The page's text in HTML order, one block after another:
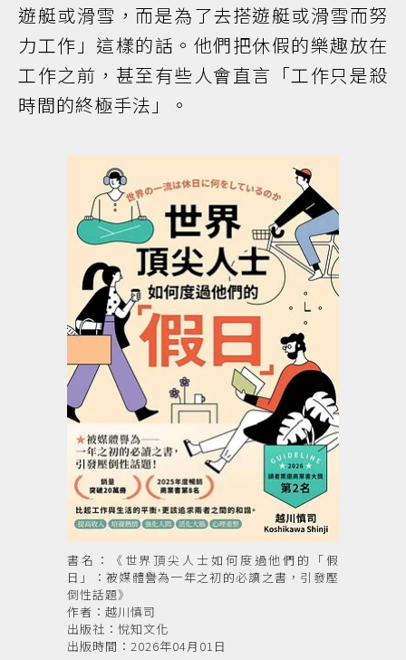
遊艇或滑雪，而是為了去搭遊艇或滑雪而努
力工作」這樣的話。他們把休假的樂趣放在
工作之前，甚至有些人會直言「工作只是殺
時間的終極手法」。
書名：《世界頂尖人士如何度過他們的「假
日」：被媒體譽為一年之初的必讀之書，引發壓
倒性話題》
作者：越川慎司
出版社：悅知文化
出版時間：2026年04月01日